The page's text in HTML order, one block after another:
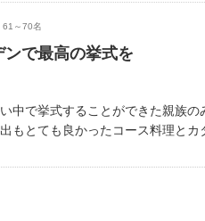
61～70名
で最高の挙式を
中で挙式することができた親族
もとても良かったコース料理と
やエレベーター等バリアフリー